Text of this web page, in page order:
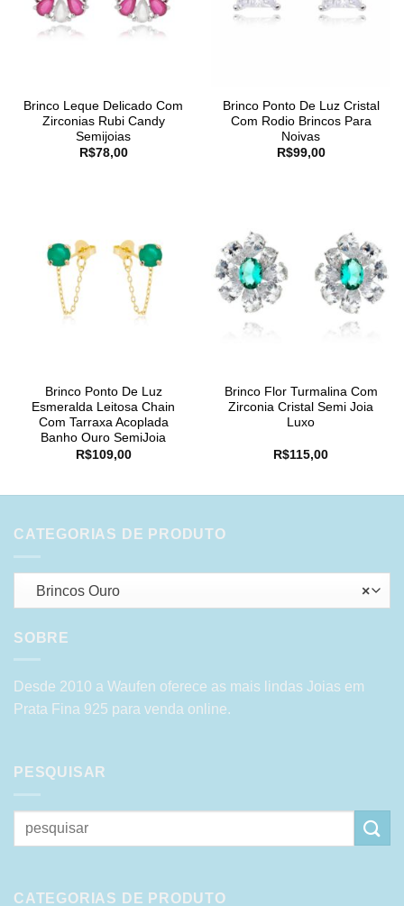
Brinco Leque Delicado Com
Zirconias Rubi Candy
Semijoias
R$78,00
Brinco Ponto De Luz Cristal
Com Rodio Brincos Para
Noivas
R$99,00
Brinco Ponto De Luz
Esmeralda Leitosa Chain
Com Tarraxa Acoplada
Banho Ouro SemiJoia
R$109,00
Brinco Flor Turmalina Com
Zirconia Cristal Semi Joia
Luxo
R$115,00
CATEGORIAS DE PRODUTO
×
Brincos Ouro
SOBRE
Desde 2010 a Waufen oferece as mais lindas Joias em
Prata Fina 925 para venda online.
PESQUISAR
Pesquisar
por:
CATEGORIAS DE PRODUTO